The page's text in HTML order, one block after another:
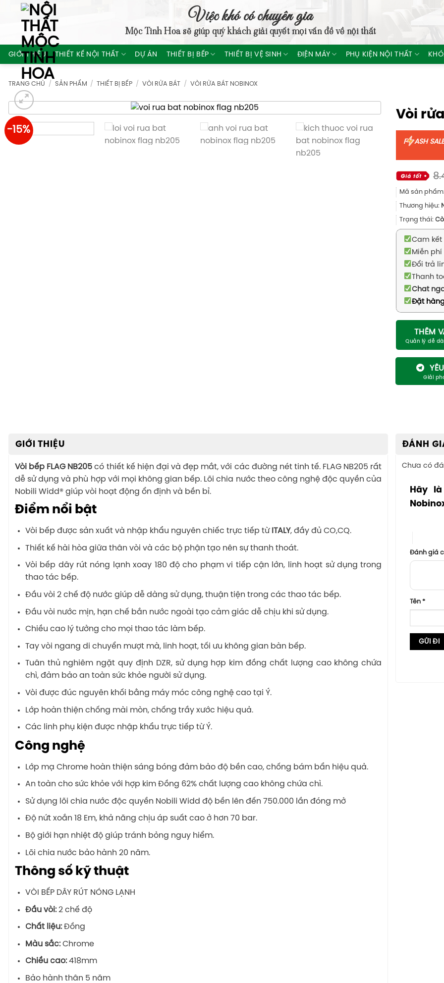
content
Việc khó có chuyên gia
Mộc Tinh Hoasẽ giúp quý khách giải quyết mọi vấn đề về nội thất
GIỚI THIỆU THIẾT KẾ NỘI THẤT DỰ ÁN THIẾT BỊ BẾP THIẾT BỊ VỆ SINH ĐIỆN MÁY PHỤ KIỆN NỘI THẤT
TRANG CHỦ / SẢN PHẨM / THIẾT BỊ BẾP / VÒI RỬA BÁT / VÒI RỬA BÁT NOBINOX
-15%
Vòi
F ASH SALE
Mã sản
Thương hiệu:
Trạng thái:
Cam kết
Miễn
Đổi trả
Thanh
Chat
Đặt
THÊM
GIỚI THIỆU
Vòi bếp FLAG NB205 có thiết kế hiện đại và đẹp mắt, với các đường nét tinh tế. FLAG NB205 rất
dễ sử dụng và phù hợp với mọi không gian bếp. Lõi chia nước theo công nghệ độc quyền của
Nobili Widd® giúp vòi hoạt động ổn định và bền bỉ.
Điểm nổi bật
Vòi bếp được sản xuất và nhập khẩu nguyên chiếc trực tiếp từITALY, đầy đủ CO,CQ.
Thiết kế hài hòa giữa thân vòi và các bộ phận tạo nên sự thanh thoát.
Vòi bếp dây rút nóng lạnh xoay 180 độ cho phạm vi tiếp cận lớn, linh hoạt sử dụng trong
thao tác bếp.
Đầu vòi 2 chế độ nước giúp dễ dàng sử dụng, thuận tiện trong các thao tác bếp.
Đầu vòi nước mịn, hạn chế bắn nước ngoài tạo cảm giác dễ chịu khi sử dụng.
Chiều cao lý tưởng cho mọi thao tác làm bếp.
Tay vòi ngang di chuyển mượt mà, linh hoạt, tối ưu không gian bàn bếp.
Tuân thủ nghiêm ngặt quy định DZR, sử dụng hợp kim đồng chất lượng cao không chứa
chì, đảm bảo an toàn sức khỏe người sử dụng.
Vòi được đúc nguyên khối bằng máy móc công nghệ cao tại Ý.
Lớp hoàn thiện chống mài mòn, chống trầy xước hiệu quả.
Các linh phụ kiện được nhập khẩu trực tiếp từ Ý.
Công nghệ
Lớp mạ Chrome hoàn thiện sáng bóng đảm bảo độ bền cao, chống bám bẩn hiệu quả.
An toàn cho sức khỏe với hợp kim Đồng 62% chất lượng cao không chứa chì.
Sử dụng lõi chia nước độc quyền Nobili Widd độ bền lên đến 750.000 lần đóng mở
Độ nứt xoắn 18 Em, khả năng chịu áp suất cao ở hơn 70 bar.
Bộ giới hạn nhiệt độ giúp tránh bỏng nguy hiểm.
Lõi chia nước bảo hành 20 năm.
Thông số kỹ thuật
VÒI BẾP DÂY RÚT NÓNG LẠNH
Đầu vòi:2 chế độ
Chất liệu:Đồng
Màu sắc:Chrome
Chiều cao:418mm
Bảo hành thân 5 năm
ĐÁNH
Chưa có
Hãy
Đánh giá
Tên*